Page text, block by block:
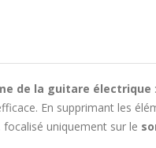
de la guitare électrique
En supprimant les
uniquement sur le